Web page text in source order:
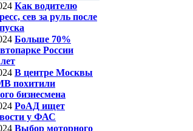
Как водителю
сев за руль после
Больше 70%
России
В центре Москвы
похитили
бизнесмена
РоАД ищет
у ФАС
Выбор моторного